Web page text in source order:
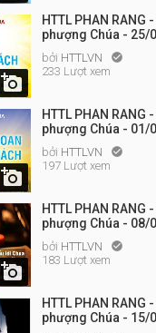

HTTL PHAN
phượng Chúa - 25/
bởi HTTLVN 
233 Lượt xem

HTTL PHAN
phượng Chúa - 01/
bởi HTTLVN 
197 Lượt xem

HTTL PHAN
phượng Chúa - 08/
bởi HTTLVN 
183 Lượt xem
HTTL PHAN
phượng Chúa - 15/